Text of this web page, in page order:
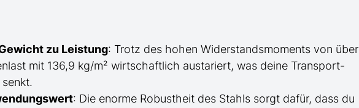
zu Leistung: Trotz des hohen Widerstandsmoments von über
mit 136,9 kg/m² wirtschaftlich austariert, was deine Transport-
: Die enorme Robustheit des Stahls sorgt dafür, dass du